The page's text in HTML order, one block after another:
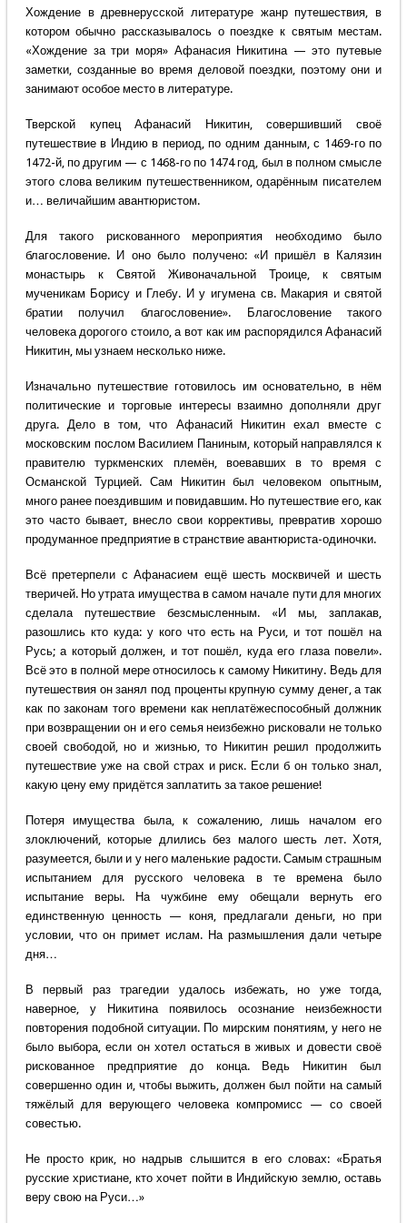
Хождение в древнерусской литературе жанр путешествия, в
котором обычно рассказывалось о поездке к святым местам.
«Хождение за три моря» Афанасия Никитина — это путевые
заметки, созданные во время деловой поездки, поэтому они и
занимают особое место в литературе.
Тверской купец Афанасий Никитин, совершивший своё
путешествие в Индию в период, по одним данным, с 1469-го по
1472-й, по другим — с 1468-го по 1474 год, был в полном смысле
этого слова великим путешественником, одарённым писателем
и… величайшим авантюристом.
Для такого рискованного мероприятия необходимо было
благословение. И оно было получено: «И пришёл в Калязин
монастырь к Святой Живоначальной Троице, к святым
мученикам Борису и Глебу. И у игумена св. Макария и святой
братии получил благословение». Благословение такого
человека дорогого стоило, а вот как им распорядился Афанасий
Никитин, мы узнаем несколько ниже.
Изначально путешествие готовилось им основательно, в нём
политические и торговые интересы взаимно дополняли друг
друга. Дело в том, что Афанасий Никитин ехал вместе с
московским послом Василием Паниным, который направлялся к
правителю туркменских племён, воевавших в то время с
Османской Турцией. Сам Никитин был человеком опытным,
много ранее поездившим и повидавшим. Но путешествие его, как
это часто бывает, внесло свои коррективы, превратив хорошо
продуманное предприятие в странствие авантюриста-одиночки.
Всё претерпели с Афанасием ещё шесть москвичей и шесть
тверичей. Но утрата имущества в самом начале пути для многих
сделала путешествие безсмысленным. «И мы, заплакав,
разошлись кто куда: у кого что есть на Руси, и тот пошёл на
Русь; а который должен, и тот пошёл, куда его глаза повели».
Всё это в полной мере относилось к самому Никитину. Ведь для
путешествия он занял под проценты крупную сумму денег, а так
как по законам того времени как неплатёжеспособный должник
при возвращении он и его семья неизбежно рисковали не только
своей свободой, но и жизнью, то Никитин решил продолжить
путешествие уже на свой страх и риск. Если б он только знал,
какую цену ему придётся заплатить за такое решение!
Потеря имущества была, к сожалению, лишь началом его
злоключений, которые длились без малого шесть лет. Хотя,
разумеется, были и у него маленькие радости. Самым страшным
испытанием для русского человека в те времена было
испытание веры. На чужбине ему обещали вернуть его
единственную ценность — коня, предлагали деньги, но при
условии, что он примет ислам. На размышления дали четыре
дня…
В первый раз трагедии удалось избежать, но уже тогда,
наверное, у Никитина появилось осознание неизбежности
повторения подобной ситуации. По мирским понятиям, у него не
было выбора, если он хотел остаться в живых и довести своё
рискованное предприятие до конца. Ведь Никитин был
совершенно один и, чтобы выжить, должен был пойти на самый
тяжёлый для верующего человека компромисс — со своей
совестью.
Не просто крик, но надрыв слышится в его словах: «Братья
русские христиане, кто хочет пойти в Индийскую землю, оставь
веру свою на Руси…»